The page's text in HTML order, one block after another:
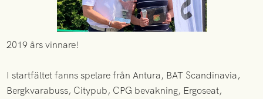
2019 års vinnare!
I startfältet fanns spelare från Antura, BAT Scandinavia,
Bergkvarabuss, Citypub, CPG bevakning, Ergoseat,